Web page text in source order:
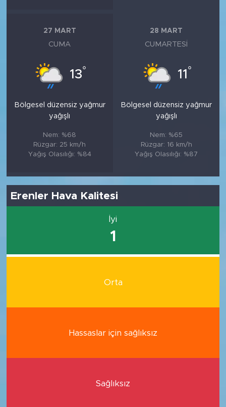
27 MART
CUMA
13°
Bölgesel düzensiz yağmur
yağışlı
Nem: %68
Rüzgar: 25 km/h
Yağış Olasılığı: %84
28 MART
CUMARTESI
11 °
Bölgesel düzensiz yağmur
yağışlı
Nem: %65
Rüzgar: 16 km/h
Yağış Olasılığı: %87
Erenler Hava Kalitesi
İyi
1
Orta
Hassaslar için sağlıksız
Sağlıksız